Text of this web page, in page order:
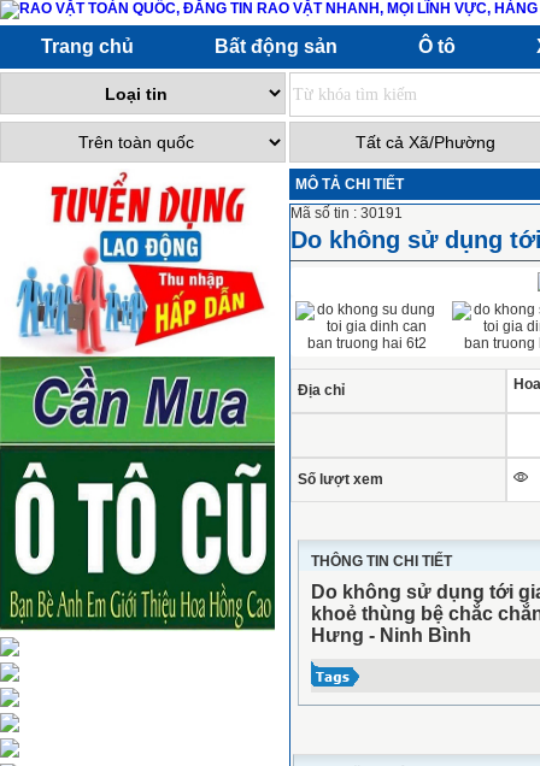
Trang chủ Bất động sản Ô tô
MÔ TẢ CHI TIẾT
Mã số tin : 30191
Do không sử dụng
Địa chỉ
Số lượt xem
THÔNG TIN CHI TIẾT
Do không sử dụng tới
khoẻ thùng bệ chắc
Hưng - Ninh Bình